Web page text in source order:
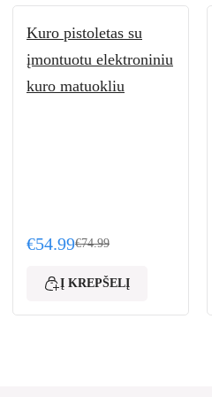
Kuro pistoletas su
įmontuotu elektroniniu
kuro matuokliu
€74.99
Original price was: €74.99.
€54.99
Current price is: €54.99.
Į KREPŠELĮ